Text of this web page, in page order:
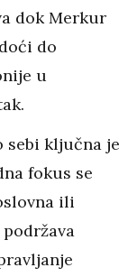
dok Merkur
do
u
ključna je
fokus se
ili